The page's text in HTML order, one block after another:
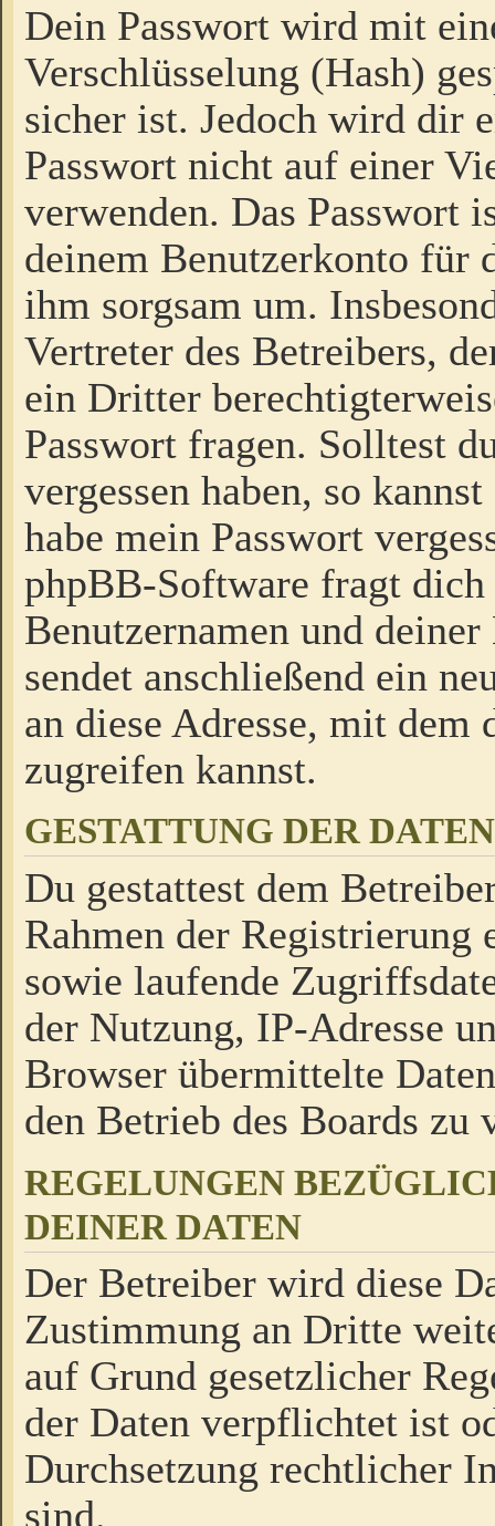
Dein Passwort wird mit
Verschlüsselung (Hash)
sicher ist. Jedoch wird dir
Passwort nicht auf einer
verwenden. Das Passwort
deinem Benutzerkonto für
ihm sorgsam um.
Vertreter des Betreibers,
ein Dritter
Passwort fragen. Solltest
vergessen haben, so
habe mein Passwort
phpBB-Software fragt dich
Benutzernamen und
sendet anschließend ein
an diese Adresse, mit dem
zugreifen kannst.
GESTATTUNG DER
Du gestattest dem
Rahmen der Registrierung
sowie laufende
der Nutzung, IP-Adresse
Browser übermittelte
den Betrieb des Boards zu
REGELUNGEN
DEINER DATEN
Der Betreiber wird diese
Zustimmung an Dritte
auf Grund gesetzlicher
der Daten verpflichtet ist
Durchsetzung rechtlicher
sind.